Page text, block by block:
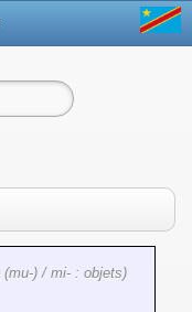
) / mi- : objets)